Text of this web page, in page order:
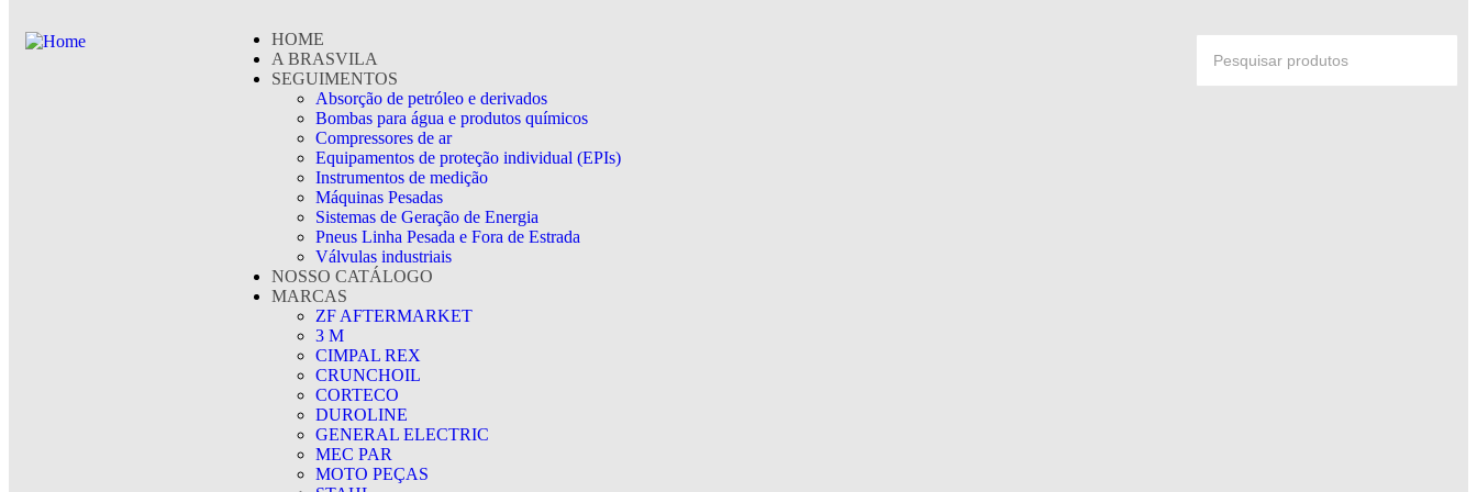
HOME
A BRASVILA
SEGUIMENTOS
Absorção de petróleo e derivados
Bombas para água e produtos químicos
Compressores de ar
Equipamentos de proteção individual (EPIs)
Instrumentos de medição
Máquinas Pesadas
Sistemas de Geração de Energia
Pneus Linha Pesada e Fora de Estrada
Válvulas industriais
NOSSO CATÁLOGO
MARCAS
ZF AFTERMARKET
3 M
CIMPAL REX
CRUNCHOIL
CORTECO
DUROLINE
GENERAL ELECTRIC
MEC PAR
MOTO PEÇAS